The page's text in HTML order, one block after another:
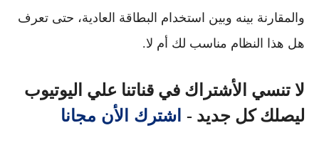
والمقارنة بينه وبين استخدام البطاقة العادية، حتى تعرف
هل هذا النظام مناسب لك أم لا.
لا تنسي الأشتراك في قناتنا علي اليوتيوب
ليصلك كل جديد - اشترك الأن مجانا